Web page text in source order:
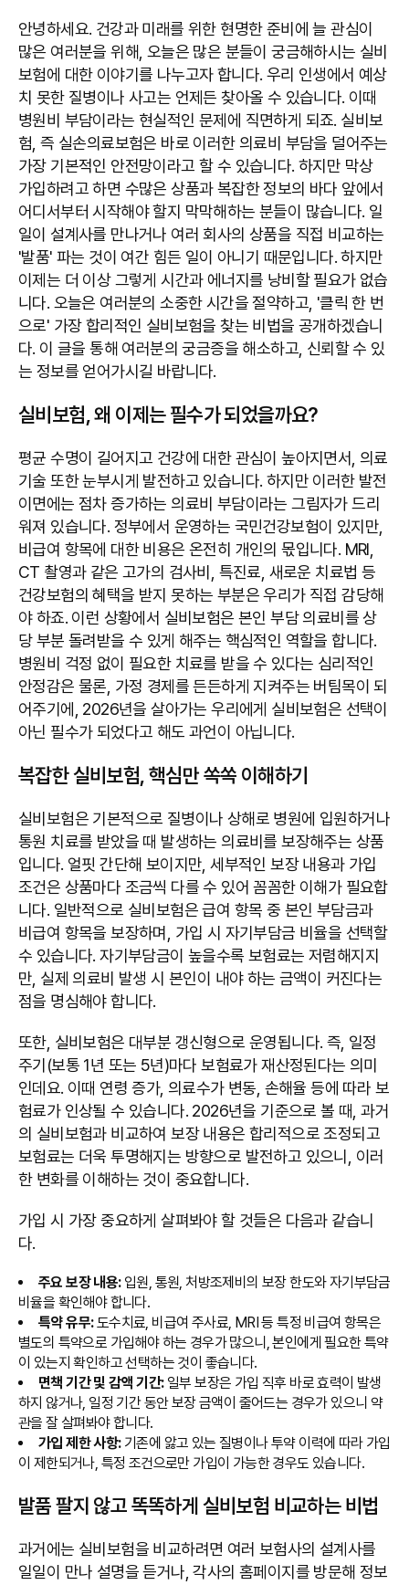
안녕하세요. 건강과 미래를 위한 현명한 준비에 늘 관심이
많은 여러분을 위해, 오늘은 많은 분들이 궁금해하시는 실비
보험에 대한 이야기를 나누고자 합니다. 우리 인생에서 예상
치 못한 질병이나 사고는 언제든 찾아올 수 있습니다. 이때
병원비 부담이라는 현실적인 문제에 직면하게 되죠. 실비보
험, 즉 실손의료보험은 바로 이러한 의료비 부담을 덜어주는
가장 기본적인 안전망이라고 할 수 있습니다. 하지만 막상
가입하려고 하면 수많은 상품과 복잡한 정보의 바다 앞에서
어디서부터 시작해야 할지 막막해하는 분들이 많습니다. 일
일이 설계사를 만나거나 여러 회사의 상품을 직접 비교하는
'발품' 파는 것이 여간 힘든 일이 아니기 때문입니다. 하지만
이제는 더 이상 그렇게 시간과 에너지를 낭비할 필요가 없습
니다. 오늘은 여러분의 소중한 시간을 절약하고, '클릭 한 번
으로' 가장 합리적인 실비보험을 찾는 비법을 공개하겠습니
다. 이 글을 통해 여러분의 궁금증을 해소하고, 신뢰할 수 있
는 정보를 얻어가시길 바랍니다.
실비보험, 왜 이제는 필수가 되었을까요?
평균 수명이 길어지고 건강에 대한 관심이 높아지면서, 의료
기술 또한 눈부시게 발전하고 있습니다. 하지만 이러한 발전
이면에는 점차 증가하는 의료비 부담이라는 그림자가 드리
워져 있습니다. 정부에서 운영하는 국민건강보험이 있지만,
비급여 항목에 대한 비용은 온전히 개인의 몫입니다. MRI,
CT 촬영과 같은 고가의 검사비, 특진료, 새로운 치료법 등
건강보험의 혜택을 받지 못하는 부분은 우리가 직접 감당해
야 하죠. 이런 상황에서 실비보험은 본인 부담 의료비를 상
당 부분 돌려받을 수 있게 해주는 핵심적인 역할을 합니다.
병원비 걱정 없이 필요한 치료를 받을 수 있다는 심리적인
안정감은 물론, 가정 경제를 든든하게 지켜주는 버팀목이 되
어주기에, 2026년을 살아가는 우리에게 실비보험은 선택이
아닌 필수가 되었다고 해도 과언이 아닙니다.
복잡한 실비보험, 핵심만 쏙쏙 이해하기
실비보험은 기본적으로 질병이나 상해로 병원에 입원하거나
통원 치료를 받았을 때 발생하는 의료비를 보장해주는 상품
입니다. 얼핏 간단해 보이지만, 세부적인 보장 내용과 가입
조건은 상품마다 조금씩 다를 수 있어 꼼꼼한 이해가 필요합
니다. 일반적으로 실비보험은 급여 항목 중 본인 부담금과
비급여 항목을 보장하며, 가입 시 자기부담금 비율을 선택할
수 있습니다. 자기부담금이 높을수록 보험료는 저렴해지지
만, 실제 의료비 발생 시 본인이 내야 하는 금액이 커진다는
점을 명심해야 합니다.
또한, 실비보험은 대부분 갱신형으로 운영됩니다. 즉, 일정
주기(보통 1년 또는 5년)마다 보험료가 재산정된다는 의미
인데요. 이때 연령 증가, 의료수가 변동, 손해율 등에 따라 보
험료가 인상될 수 있습니다. 2026년을 기준으로 볼 때, 과거
의 실비보험과 비교하여 보장 내용은 합리적으로 조정되고
보험료는 더욱 투명해지는 방향으로 발전하고 있으니, 이러
한 변화를 이해하는 것이 중요합니다.
가입 시 가장 중요하게 살펴봐야 할 것들은 다음과 같습니
다.
주요 보장 내용:입원, 통원, 처방조제비의 보장 한도와 자기부담금
비율을 확인해야 합니다.
특약 유무:도수치료, 비급여 주사료, MRI 등 특정 비급여 항목은
별도의 특약으로 가입해야 하는 경우가 많으니, 본인에게 필요한 특약
이 있는지 확인하고 선택하는 것이 좋습니다.
면책 기간 및 감액 기간:일부 보장은 가입 직후 바로 효력이 발생
하지 않거나, 일정 기간 동안 보장 금액이 줄어드는 경우가 있으니 약
관을 잘 살펴봐야 합니다.
가입 제한 사항:기존에 앓고 있는 질병이나 투약 이력에 따라 가입
이 제한되거나, 특정 조건으로만 가입이 가능한 경우도 있습니다.
발품 팔지 않고 똑똑하게 실비보험 비교하는 비법
과거에는 실비보험을 비교하려면 여러 보험사의 설계사를
일일이 만나 설명을 듣거나, 각사의 홈페이지를 방문해 정보